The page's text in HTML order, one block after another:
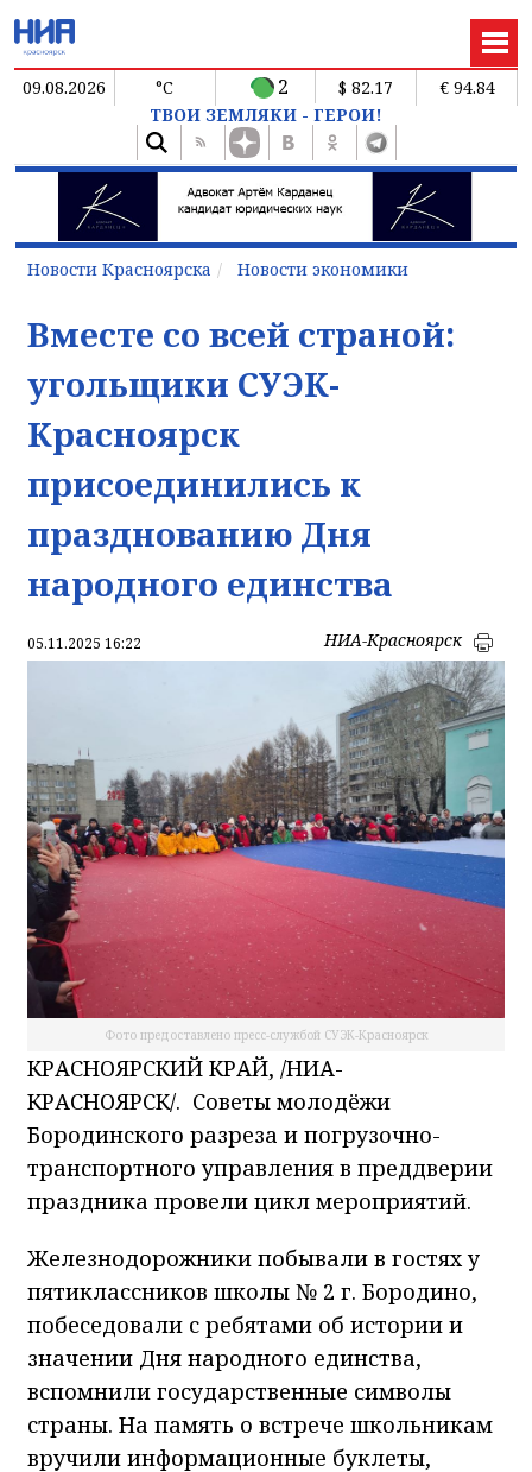
09.08.2026 °C 2 $ 82.17
€ 94.84
ТВОИ ЗЕМЛЯКИ - ГЕРОИ!
Новости Красноярска Новости экономики
Вместе со всей страной:
угольщики СУЭК-
Красноярск
присоединились к
празднованию Дня
народного единства
05.11.2025 16:22 НИА-Красноярск
Фото предоставлено пресс-службой СУЭК-Красноярск
КРАСНОЯРСКИЙ КРАЙ, /НИА-
КРАСНОЯРСК/. Советы молодёжи
Бородинского разреза и погрузочно-
транспортного управления в преддверии
праздника провели цикл мероприятий.
Железнодорожники побывали в гостях у
пятиклассников школы № 2 г. Бородино,
побеседовали с ребятами об истории и
значении Дня народного единства,
вспомнили государственные символы
страны. На память о встрече школьникам
вручили информационные буклеты,